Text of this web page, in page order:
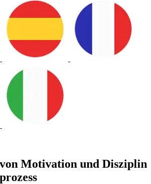
Motivation und Disziplin